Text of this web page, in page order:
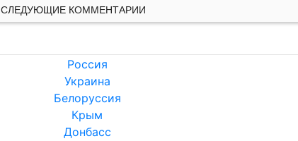
СЛЕДУЮЩИЕ КОММЕНТАРИИ
Россия
Украина
Белоруссия
Крым
Донбасс